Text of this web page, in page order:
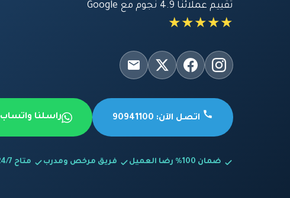
تقييم عملائنا 4.9 نجوم مع Google
★★★★★
اتصل الآن: 90941100 راسلنا واتساب
ضمان 100% رضا العميل فريق مرخص ومدرب متاح 24/7